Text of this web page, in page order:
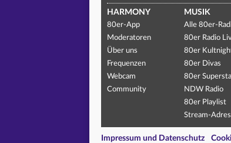
HARMONY
80er-App
Moderatoren
Über uns
Frequenzen
Webcam
Community
MUSIK
Alle 80er-
80er Radio
80er
80er Divas
80er
NDW Radio
80er Playlist
Stream-
Impressum und Datenschutz